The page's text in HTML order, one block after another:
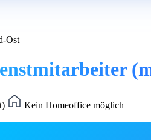
Ost
Kein Homeoffice möglich